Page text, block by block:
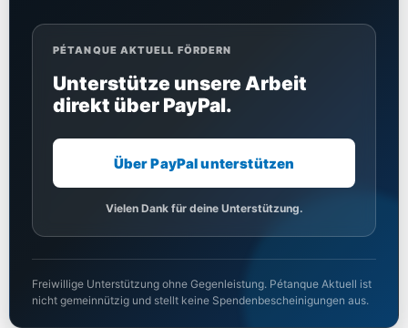
PÉTANQUE AKTUELL FÖRDERN
Unterstütze unsere Arbeit
direkt über PayPal.
Über PayPal unterstützen
Vielen Dank für deine Unterstützung.
Freiwillige Unterstützung ohne Gegenleistung. Pétanque Aktuell ist
nicht gemeinnützig und stellt keine Spendenbescheinigungen aus.